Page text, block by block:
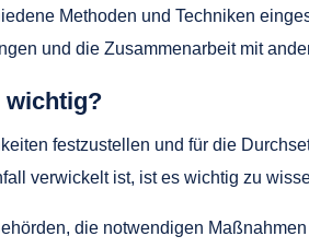
Methoden und Techniken
und die Zusammenarbeit mit
wichtig?
festzustellen und für die
verwickelt ist, ist es wichtig zu
die notwendigen